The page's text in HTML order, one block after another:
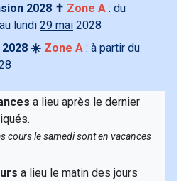
2028 ✝️ Zone A : du
au lundi 29 mai 2028
2028 ☀️ Zone A : à partir du
a lieu après le dernier
cours le samedi sont en vacances
a lieu le matin des jours